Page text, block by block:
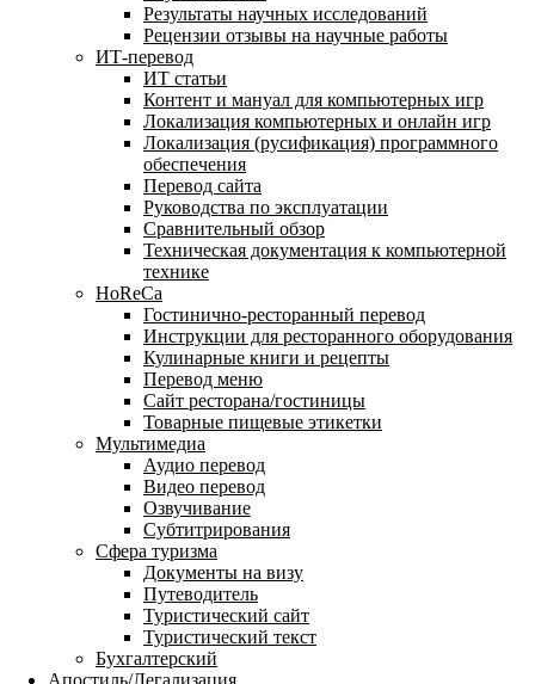
Результаты научных исследований
Рецензии отзывы на научные работы
ИТ-перевод
ИТ статьи
Контент и мануал для компьютерных игр
Локализация компьютерных и онлайн игр
Локализация (русификация) программного
обеспечения
Перевод сайта
Руководства по эксплуатации
Сравнительный обзор
Техническая документация к компьютерной
технике
HoReCa
Гостинично-ресторанный перевод
Инструкции для ресторанного оборудования
Кулинарные книги и рецепты
Перевод меню
Сайт ресторана/гостиницы
Товарные пищевые этикетки
Мультимедиа
Аудио перевод
Видео перевод
Озвучивание
Субтитрирования
Сфера туризма
Документы на визу
Путеводитель
Туристический сайт
Туристический текст
Бухгалтерский
Апостиль/Легализация